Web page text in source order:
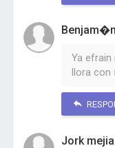
Ya
llora con
Jork mejia